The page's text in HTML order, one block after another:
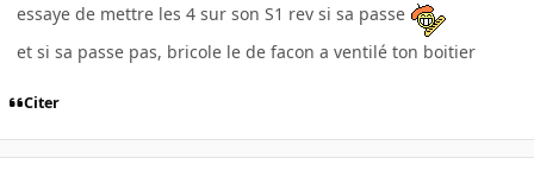
essaye de mettre les 4 sur son S1 rev si sa passe
et si sa passe pas, bricole le de facon a ventilé ton boitier
Citer